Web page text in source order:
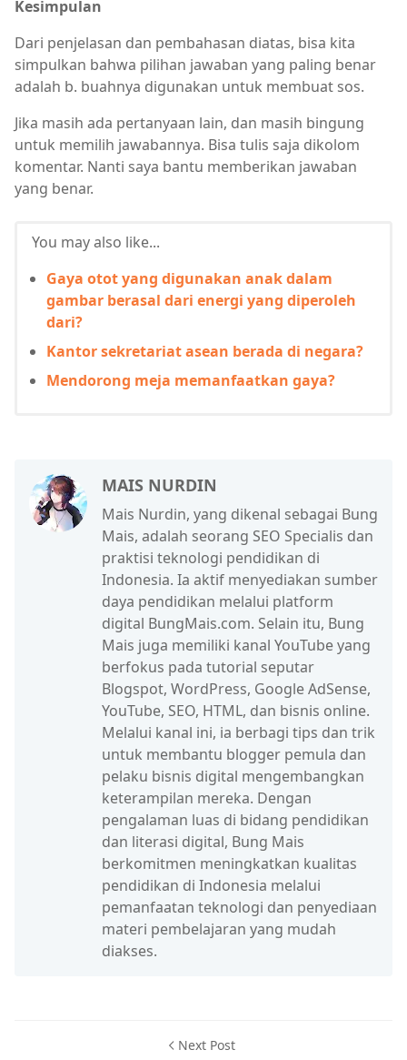
Kesimpulan
Dari penjelasan dan pembahasan diatas, bisa kita
simpulkan bahwa pilihan jawaban yang paling benar
adalah b. buahnya digunakan untuk membuat sos.
Jika masih ada pertanyaan lain, dan masih bingung
untuk memilih jawabannya. Bisa tulis saja dikolom
komentar. Nanti saya bantu memberikan jawaban
yang benar.
You may also like...
Gaya otot yang digunakan anak dalam
gambar berasal dari energi yang diperoleh
dari?
Kantor sekretariat asean berada di negara?
Mendorong meja memanfaatkan gaya?
MAIS NURDIN
Mais Nurdin, yang dikenal sebagai Bung
Mais, adalah seorang SEO Specialis dan
praktisi teknologi pendidikan di
Indonesia. Ia aktif menyediakan sumber
daya pendidikan melalui platform
digital BungMais.com. Selain itu, Bung
Mais juga memiliki kanal YouTube yang
berfokus pada tutorial seputar
Blogspot, WordPress, Google AdSense,
YouTube, SEO, HTML, dan bisnis online.
Melalui kanal ini, ia berbagi tips dan trik
untuk membantu blogger pemula dan
pelaku bisnis digital mengembangkan
keterampilan mereka. Dengan
pengalaman luas di bidang pendidikan
dan literasi digital, Bung Mais
berkomitmen meningkatkan kualitas
pendidikan di Indonesia melalui
pemanfaatan teknologi dan penyediaan
materi pembelajaran yang mudah
diakses.
Next Post